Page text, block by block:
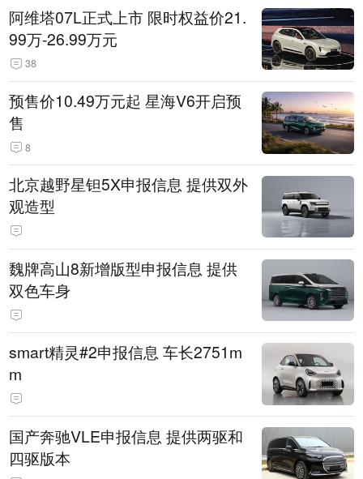
阿维塔07L正式上市 限时权益价21.
99万-26.99万元
38
预售价10.49万元起 星海V6开启预
售
8
北京越野星钽5X申报信息 提供双外
观造型
魏牌高山8新增版型申报信息 提供
双色车身
smart精灵#2申报信息 车长2751m
m
国产奔驰VLE申报信息 提供两驱和
四驱版本